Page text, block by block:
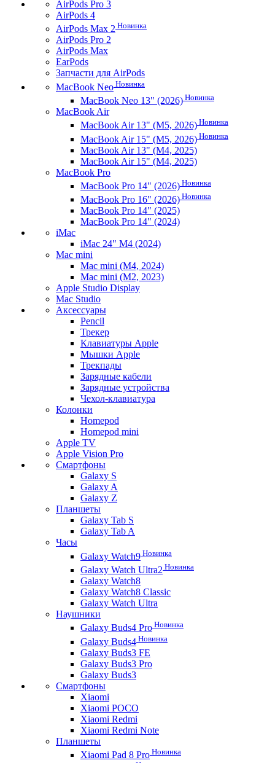
AirPods Pro 3
AirPods 4
AirPods Max 2 Новинка
AirPods Pro 2
AirPods Max
EarPods
Запчасти для AirPods
MacBook Neo Новинка
MacBook Neo 13" (2026) Новинка
MacBook Air
MacBook Air 13" (M5, 2026) Новинка
MacBook Air 15" (M5, 2026) Новинка
MacBook Air 13" (M4, 2025)
MacBook Air 15" (M4, 2025)
MacBook Pro
MacBook Pro 14" (2026) Новинка
MacBook Pro 16" (2026) Новинка
MacBook Pro 14" (2025)
MacBook Pro 14" (2024)
iMac
iMac 24" M4 (2024)
Mac mini
Mac mini (M4, 2024)
Mac mini (M2, 2023)
Apple Studio Display
Mac Studio
Аксессуары
Pencil
Трекер
Клавиатуры Apple
Мышки Apple
Трекпады
Зарядные кабели
Зарядные устройства
Чехол-клавиатура
Колонки
Homepod
Homepod mini
Apple TV
Apple Vision Pro
Смартфоны
Galaxy S
Galaxy A
Galaxy Z
Планшеты
Galaxy Tab S
Galaxy Tab A
Часы
Galaxy Watch9 Новинка
Galaxy Watch Ultra2 Новинка
Galaxy Watch8
Galaxy Watch8 Classic
Galaxy Watch Ultra
Наушники
Galaxy Buds4 Pro Новинка
Galaxy Buds4 Новинка
Galaxy Buds3 FE
Galaxy Buds3 Pro
Galaxy Buds3
Смартфоны
Xiaomi
Xiaomi POCO
Xiaomi Redmi
Xiaomi Redmi Note
Планшеты
Xiaomi Pad 8 Pro Новинка